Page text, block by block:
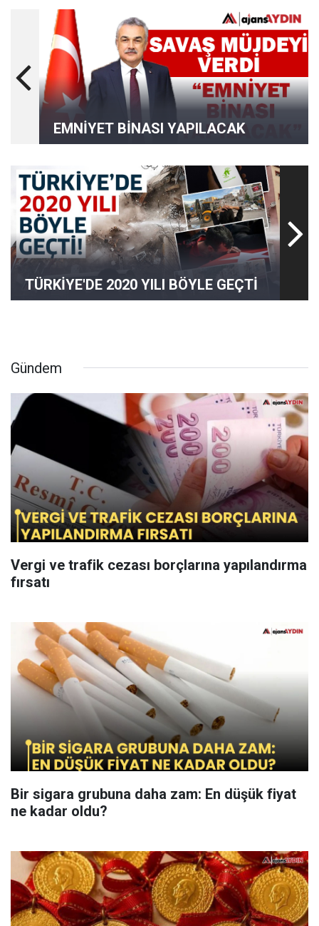
EMNİYET BİNASI YAPILACAK
TÜRKİYE'DE 2020 YILI BÖYLE GEÇTİ
Gündem
Vergi ve trafik cezası borçlarına yapılandırma
fırsatı
Bir sigara grubuna daha zam: En düşük fiyat
ne kadar oldu?